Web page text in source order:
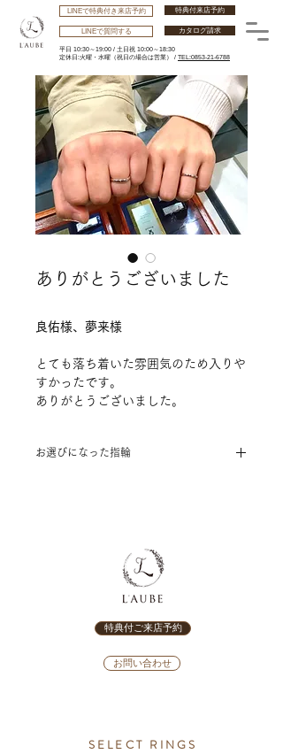
特典付来店予約
LINEで特典付き来店予約
カタログ請求
平日 10:30～19:00 / 土日祝 10:00～18:30
​定休日:火曜・水曜 （祝日の場合は営業） / TEL:0853-21-6788
LINEで質問する
ありがとうございました
良佑様、夢来様
とても落ち着いた雰囲気のため入りや
すかったです。
ありがとうございました。
お選びになった指輪
特典付ご来店予約
お問い合わせ
SELECT RINGS